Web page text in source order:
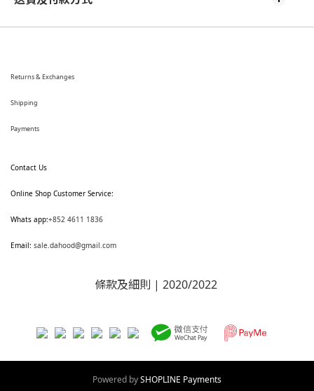
Returns & Exchanges
Shipping
Payments
Contact Us
Online Shop Customer Service:
Whats app:+852 4611 1836
Email: sale.dahood@gmail.com
條款及細則 | 2020/2022
Powered bySHOPLINE Payments